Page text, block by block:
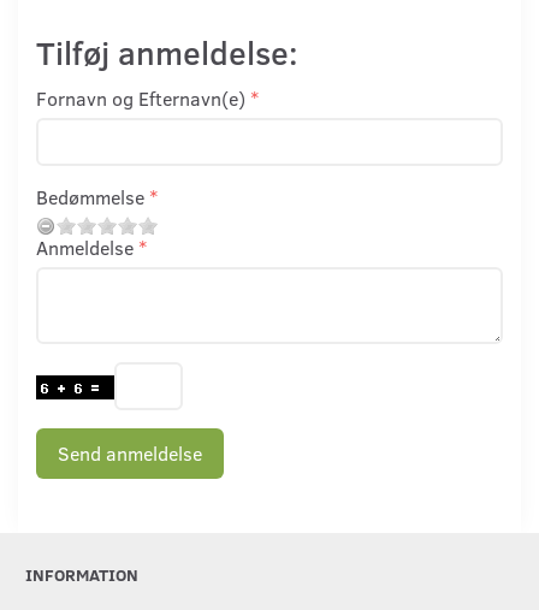
Tilføj anmeldelse:
Fornavn og Efternavn(e)
Bedømmelse
Anmeldelse
Send anmeldelse
INFORMATION